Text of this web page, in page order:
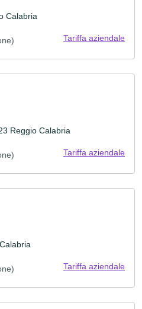
Calabria
Tariffa aziendale
Reggio Calabria
Tariffa aziendale
Tariffa aziendale